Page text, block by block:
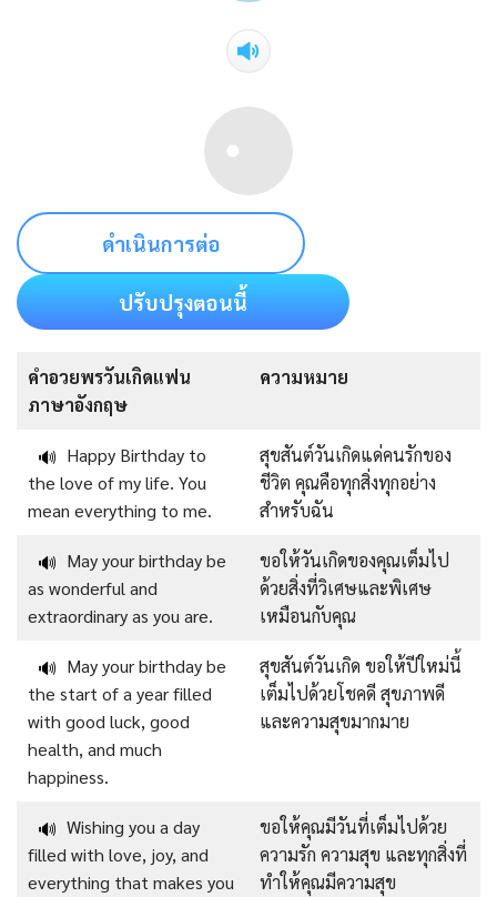
ดำเนินการต่อ
ปรับปรุงตอนนี้
คําอวยพรวันเกิดแฟน
ภาษาอังกฤษ
ความหมาย
🔊 Happy Birthday to
the love of my life. You
mean everything to me.
สุขสันต์วันเกิดแด่คนรักของ
ชีวิต คุณคือทุกสิ่งทุกอย่าง
สำหรับฉัน
🔊 May your birthday be
as wonderful and
extraordinary as you are.
ขอให้วันเกิดของคุณเต็มไป
ด้วยสิ่งที่วิเศษและพิเศษ
เหมือนกับคุณ
🔊 May your birthday be
the start of a year filled
with good luck, good
health, and much
happiness.
สุขสันต์วันเกิด ขอให้ปีใหม่นี้
เต็มไปด้วยโชคดี สุขภาพดี
และความสุขมากมาย
🔊 Wishing you a day
filled with love, joy, and
everything that makes you
ขอให้คุณมีวันที่เต็มไปด้วย
ความรัก ความสุข และทุกสิ่งที่
ทำให้คุณมีความสุข